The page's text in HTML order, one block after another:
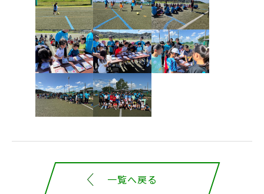
一覧へ戻る